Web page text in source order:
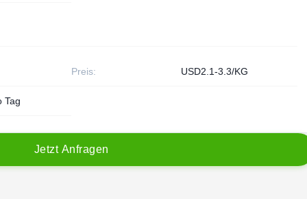
Preis: USD2.1-3.3/KG
Tag
Jetzt Anfragen